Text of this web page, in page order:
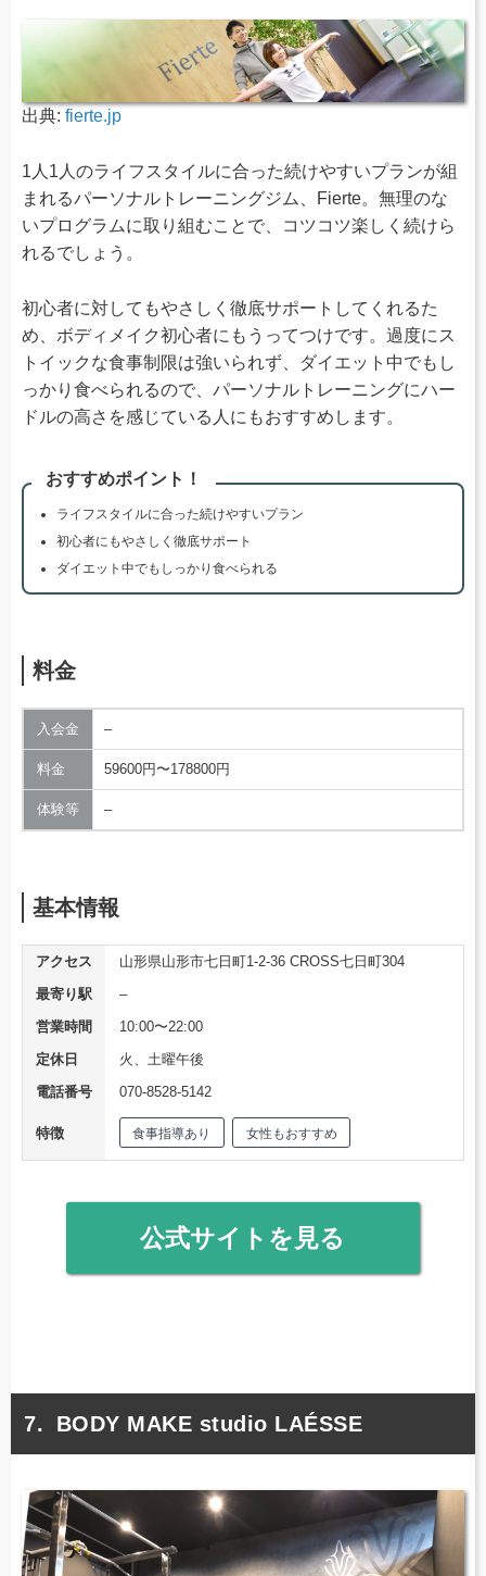
出典: fierte.jp
1人1人のライフスタイルに合った続けやすいプランが組
まれるパーソナルトレーニングジム、Fierte。無理のな
いプログラムに取り組むことで、コツコツ楽しく続けら
れるでしょう。
初心者に対してもやさしく徹底サポートしてくれるた
め、ボディメイク初心者にもうってつけです。過度にス
トイックな食事制限は強いられず、ダイエット中でもし
っかり食べられるので、パーソナルトレーニングにハー
ドルの高さを感じている人にもおすすめします。
おすすめポイント！
ライフスタイルに合った続けやすいプラン
初心者にもやさしく徹底サポート
ダイエット中でもしっかり食べられる
料金
入会金 –
料金 59600円〜178800円
体験等 –
基本情報
アクセス
山形県山形市七日町1-2-36 CROSS七日町304
最寄り駅
–
営業時間
10:00〜22:00
定休日
火、土曜午後
電話番号
070-8528-5142
特徴 食事指導あり 女性もおすすめ
公式サイトを見る
BODY MAKE studio LAÉSSE